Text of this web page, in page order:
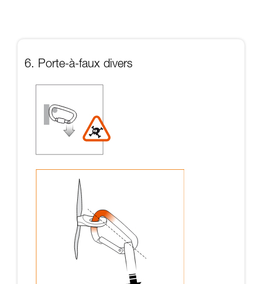
6. Porte-à-faux divers